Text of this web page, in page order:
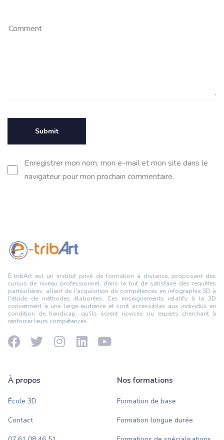
Enregistrer mon nom, mon e-mail et mon site dans le
navigateur pour mon prochain commentaire.
E-tribArt est un institut privé de formation à distance, proposant des
cursus de niveau professionnel, dans le but de satisfaire des requêtes
particulières, allant de l'acquisition de compétences en infographie 3D à
l'étude de méthodes élaborées. Ces enseignements relatifs à la 3D
conviennent à une large audience et sont accessibles aux individus en
condition de handicap, qu'ils soient novices ou experts cherchant à
renforcer leurs compétences.
À propos
École 3D
Contact
Nos formations
Formation de base
Formation longue durée